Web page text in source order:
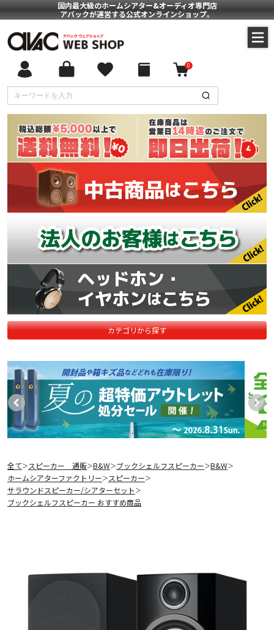
国内最大級のホームシアター&オーディオ専門店
アバックが運営する公式オンラインショップ。
0
カテゴリから探す
全て＞ スピーカー 通販＞B&W＞ブックシェルフスピーカー＞B&W＞
ホームシアターファクトリー＞ スピーカー＞
サラウンドスピーカー/シアターセット ＞
ブックシェルフスピーカー おすすめ商品